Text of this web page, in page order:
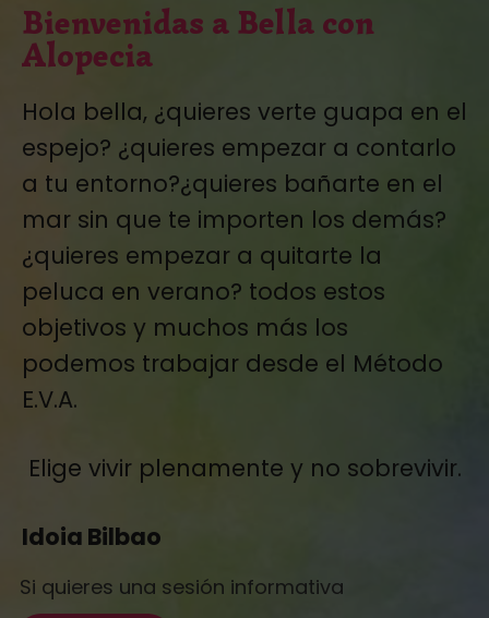
Bienvenidas a Bella con
Alopecia
Hola bella, ¿quieres verte guapa en el
espejo? ¿quieres empezar a contarlo
a tu entorno?¿quieres bañarte en el
mar sin que te importen los demás?
¿quieres empezar a quitarte la
peluca en verano? todos estos
objetivos y muchos más los
podemos trabajar desde el Método
E.V.A.
Elige vivir plenamente y no sobrevivir.
Idoia Bilbao
Si quieres una sesión informativa